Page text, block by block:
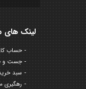
لینک های
حساب
جست و
سبد
رهگیری